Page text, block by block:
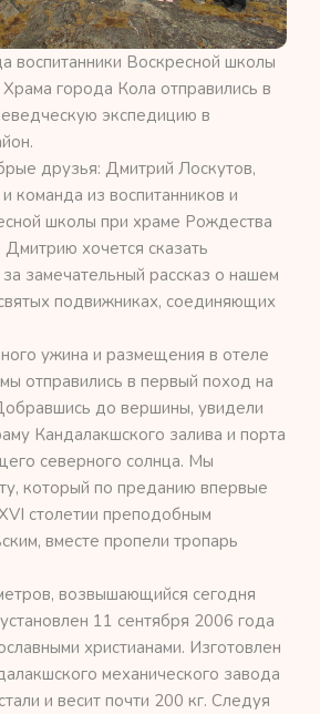
воспитанники Воскресной школы
города Кола отправились в
экспедицию в
друзья: Дмитрий Лоскутов,
команда из воспитанников и
школы при храме Рождества
хочется сказать
замечательный рассказ о нашем
подвижниках, соединяющих
ужина и размещения в отеле
отправились в первый поход на
до вершины, увидели
Кандалакшского залива и порта
северного солнца. Мы
который по преданию впервые
столетии преподобным
вместе пропели тропарь
возвышающийся сегодня
11 сентября 2006 года
христианами. Изготовлен
механического завода
и весит почти 200 кг. Следуя